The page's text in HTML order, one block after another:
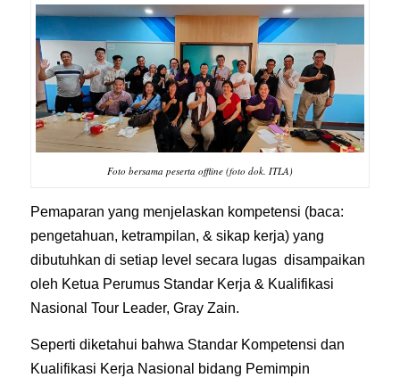
Foto bersama peserta offline (foto dok. ITLA)
Pemaparan yang menjelaskan kompetensi (baca:
pengetahuan, ketrampilan, & sikap kerja) yang
dibutuhkan di setiap level secara lugas disampaikan
oleh Ketua Perumus Standar Kerja & Kualifikasi
Nasional Tour Leader, Gray Zain.
Seperti diketahui bahwa Standar Kompetensi dan
Kualifikasi Kerja Nasional bidang Pemimpin